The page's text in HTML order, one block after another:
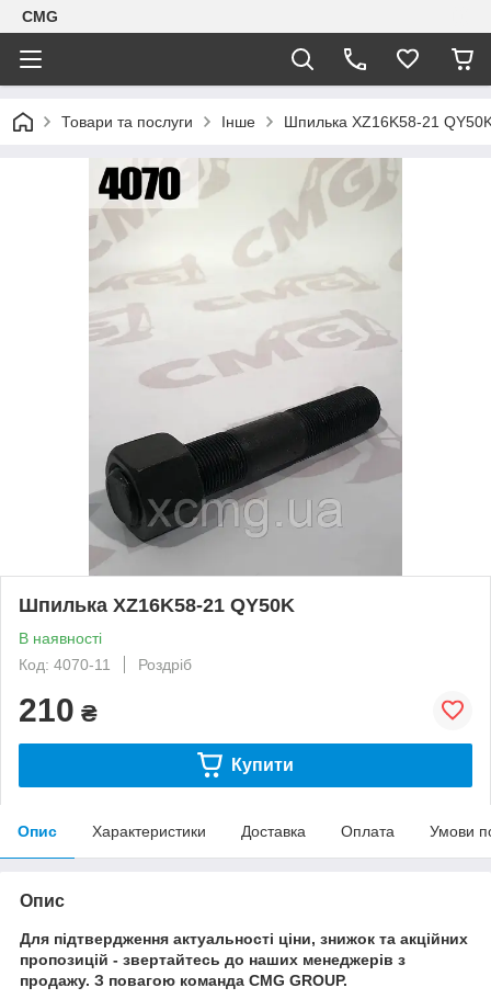
CMG
Товари та послуги Інше Шпилька XZ16K58-21
Шпилька XZ16K58-21 QY50K
В наявності
Код: 4070-11
Роздріб
210 ₴
Купити
Опис Характеристики Доставка Оплата Умови
Опис
Для підтвердження актуальності ціни, знижок та акційних
пропозицій - звертайтесь до наших менеджерів з
продажу. З повагою команда CMG GROUP.